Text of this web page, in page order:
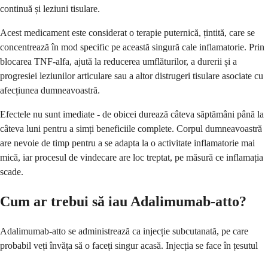
continuă și leziuni tisulare.
Acest medicament este considerat o terapie puternică, țintită, care se
concentrează în mod specific pe această singură cale inflamatorie. Prin
blocarea TNF-alfa, ajută la reducerea umflăturilor, a durerii și a
progresiei leziunilor articulare sau a altor distrugeri tisulare asociate cu
afecțiunea dumneavoastră.
Efectele nu sunt imediate - de obicei durează câteva săptămâni până la
câteva luni pentru a simți beneficiile complete. Corpul dumneavoastră
are nevoie de timp pentru a se adapta la o activitate inflamatorie mai
mică, iar procesul de vindecare are loc treptat, pe măsură ce inflamația
scade.
Cum ar trebui să iau Adalimumab-atto?
Adalimumab-atto se administrează ca injecție subcutanată, pe care
probabil veți învăța să o faceți singur acasă. Injecția se face în țesutul